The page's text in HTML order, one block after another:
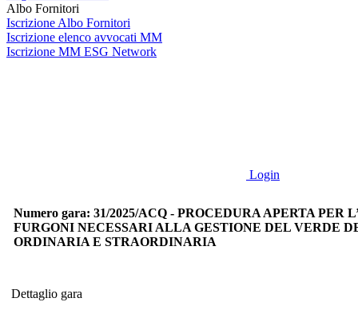
Albo Fornitori
Iscrizione Albo Fornitori
Iscrizione elenco avvocati MM
Iscrizione MM ESG Network
Login
Numero gara: 31/2025/ACQ - PROCEDURA APERTA
FURGONI NECESSARI ALLA GESTIONE DEL VERDE
ORDINARIA E STRAORDINARIA
Dettaglio gara